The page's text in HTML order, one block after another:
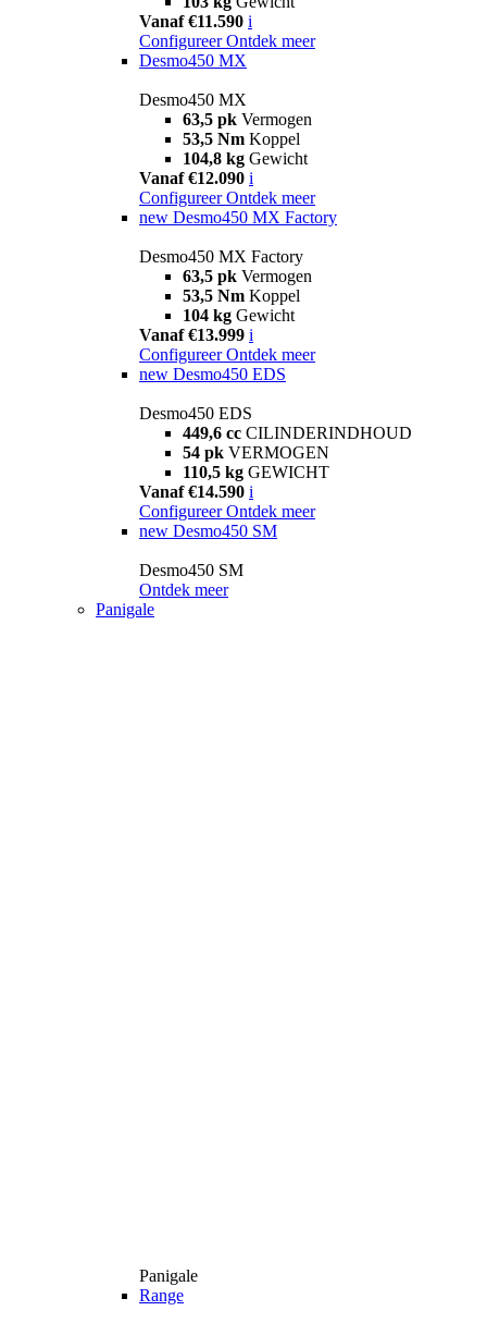
Vanaf €11.590 i
Configureer Ontdek meer
Desmo450 MX
Desmo450 MX
63,5 pk Vermogen
53,5 Nm Koppel
104,8 kg Gewicht
Vanaf €12.090 i
Configureer Ontdek meer
new Desmo450 MX Factory
Desmo450 MX Factory
63,5 pk Vermogen
53,5 Nm Koppel
104 kg Gewicht
Vanaf €13.999 i
Configureer Ontdek meer
new Desmo450 EDS
Desmo450 EDS
449,6 cc CILINDERINDHOUD
54 pk VERMOGEN
110,5 kg GEWICHT
Vanaf €14.590 i
Configureer Ontdek meer
new Desmo450 SM
Desmo450 SM
Ontdek meer
Panigale
Panigale
Range